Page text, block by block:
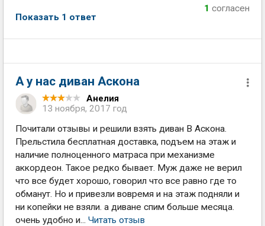
1 согласен
Показать 1 ответ
А у нас диван Аскона
Анелия
13 ноября, 2017 год
Почитали отзывы и решили взять диван В Аскона.
Прельстила бесплатная доставка, подъем на этаж и
наличие полноценного матраса при механизме
аккордеон. Такое редко бывает. Муж даже не верил
что все будет хорошо, говорил что все равно где то
обманут. Но и привезли вовремя и на этаж подняли и
ни копейки не взяли. а диване спим больше месяца.
очень удобно и... Читать отзыв